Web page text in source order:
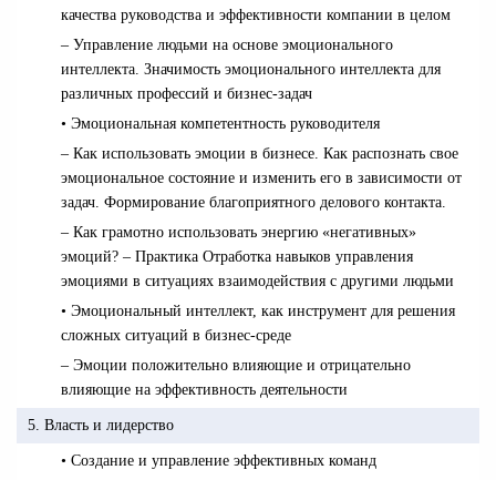
качества руководства и эффективности компании в целом
– Управление людьми на основе эмоционального
интеллекта. Значимость эмоционального интеллекта для
различных профессий и бизнес-задач
• Эмоциональная компетентность руководителя
– Как использовать эмоции в бизнесе. Как распознать свое
эмоциональное состояние и изменить его в зависимости от
задач. Формирование благоприятного делового контакта.
– Как грамотно использовать энергию «негативных»
эмоций? – Практика Отработка навыков управления
эмоциями в ситуациях взаимодействия с другими людьми
• Эмоциональный интеллект, как инструмент для решения
сложных ситуаций в бизнес-среде
– Эмоции положительно влияющие и отрицательно
влияющие на эффективность деятельности
5. Власть и лидерство
• Создание и управление эффективных команд